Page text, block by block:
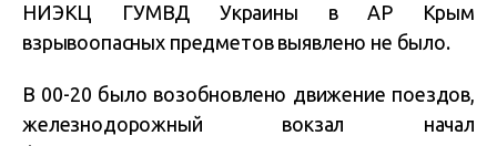
НИЭКЦ ГУМВД Украины в АР Крым
взрывоопасных предметов выявлено не было.
В 00-20 было возобновлено движение поездов,
железнодорожный вокзал начал